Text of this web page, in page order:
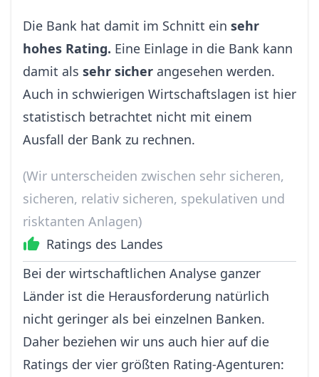
Die Bank hat damit im Schnitt ein sehr
hohes Rating. Eine Einlage in die Bank kann
damit als sehr sicher angesehen werden.
Auch in schwierigen Wirtschaftslagen ist hier
statistisch betrachtet nicht mit einem
Ausfall der Bank zu rechnen.
(Wir unterscheiden zwischen sehr sicheren,
sicheren, relativ sicheren, spekulativen und
risktanten Anlagen)
Ratings des Landes
Bei der wirtschaftlichen Analyse ganzer
Länder ist die Herausforderung natürlich
nicht geringer als bei einzelnen Banken.
Daher beziehen wir uns auch hier auf die
Ratings der vier größten Rating-Agenturen: